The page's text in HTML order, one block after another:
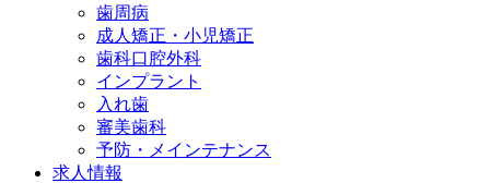
歯周病
成人矯正・小児矯正
歯科口腔外科
インプラント
入れ歯
審美歯科
予防・メインテナンス
求人情報